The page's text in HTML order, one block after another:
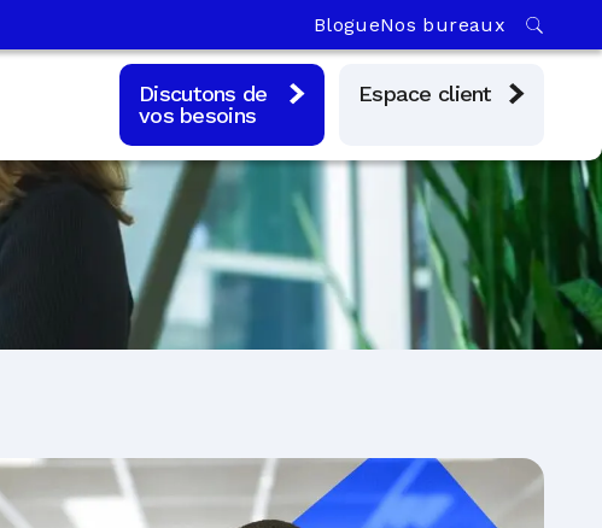
BlogueNos bureaux
Discutons de
vos besoins
Espace client